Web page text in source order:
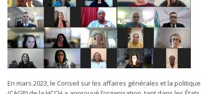
En mars 2023, le Conseil sur les affaires générales et la politique